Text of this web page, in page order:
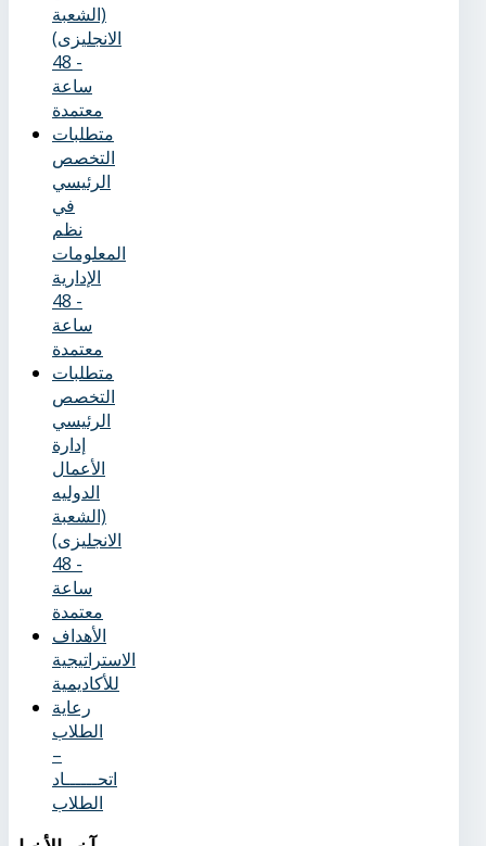
(الشعبة
الانجليزى)
- 48
ساعة
معتمدة
متطلبات
التخصص
الرئيسي
في
نظم
المعلومات
الإدارية
- 48
ساعة
معتمدة
متطلبات
التخصص
الرئيسي
إدارة
الأعمال
الدوليه
(الشعبة
الانجليزى)
- 48
ساعة
معتمدة
الأهداف
الاستراتيجية
للأكاديمية
رعاية
الطلاب
–
اتحــــــاد
الطلاب